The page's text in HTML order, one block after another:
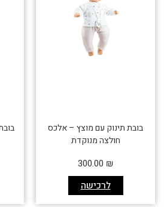
בובת תינוק עם מוצץ – אלכס
חולצה מנוקדת
לרכישה
300.00 ₪